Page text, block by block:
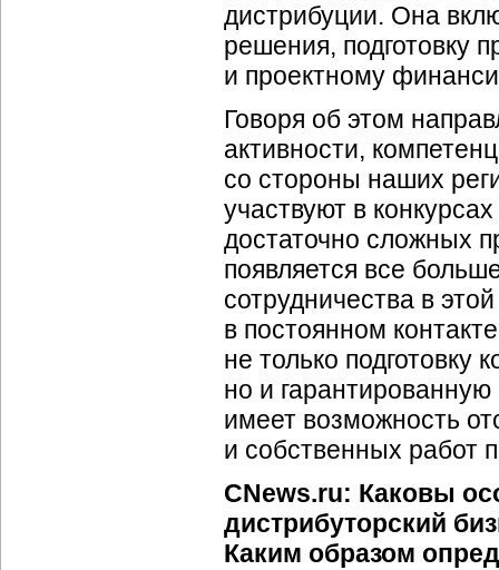
дистрибуции. Она
решения, подготовку
и проектному
Говоря об этом
активности,
со стороны наших
участвуют в
достаточно сложных
появляется все
сотрудничества в
в постоянном
не только подготовку
но и
имеет возможность
и собственных работ
CNews.ru: Каковы
дистрибуторский
Каким образом